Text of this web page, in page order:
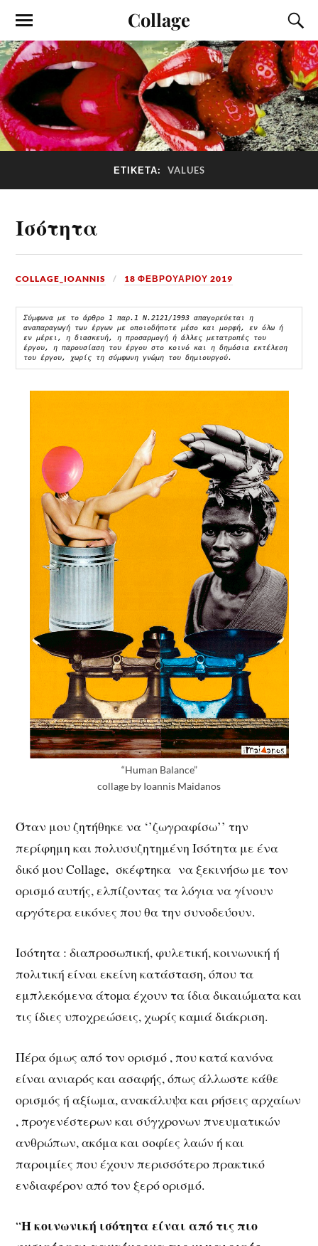
Collage
ΕΤΙΚΈΤΑ: VALUES
Ισότητα
COLLAGE_IOANNIS 18 ΦΕΒΡΟΥΑΡΊΟΥ 2019
Σύμφωνα με το άρθρο 1 παρ.1 Ν.2121/1993 απαγορεύεται η
αναπαραγωγή των έργων με οποιοδήποτε μέσο και μορφή, εν όλω ή
εν μέρει, η διασκευή, η προσαρμογή ή άλλες μετατροπές του
έργου, η παρουσίαση του έργου στο κοινό και η δημόσια εκτέλεση
του έργου, χωρίς τη σύμφωνη γνώμη του δημιουργού.
“Human Balance”
collage by Ioannis Maidanos
Όταν μου ζητήθηκε να ‘’ζωγραφίσω’’ την
περίφημη και πολυσυζητημένη Ισότητα με ένα
δικό μου Collage, σκέφτηκα να ξεκινήσω με τον
ορισμό αυτής, ελπίζοντας τα λόγια να γίνουν
αργότερα εικόνες που θα την συνοδεύουν.
Ισότητα : διαπροσωπική, φυλετική, κοινωνική ή
πολιτική είναι εκείνη κατάσταση, όπου τα
εμπλεκόμενα άτοµα έχουν τα ίδια δικαιώματα και
τις ίδιες υποχρεώσεις, χωρίς καµιά διάκριση.
Πέρα όμως από τον ορισμό , που κατά κανόνα
είναι ανιαρός και ασαφής, όπως άλλωστε κάθε
ορισμός ή αξίωμα, ανακάλυψα και ρήσεις αρχαίων
, προγενέστερων και σύγχρονων πνευματικών
ανθρώπων, ακόμα και σοφίες λαών ή και
παροιμίες που έχουν περισσότερο πρακτικό
ενδιαφέρον από τον ξερό ορισμό.
“Η κοινωνική ισότητα είναι από τις πιο